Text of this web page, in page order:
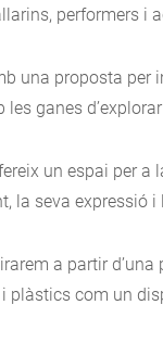
performers i
una proposta per
ganes
un espai per
la seva expressió i
a partir
plàstics com un